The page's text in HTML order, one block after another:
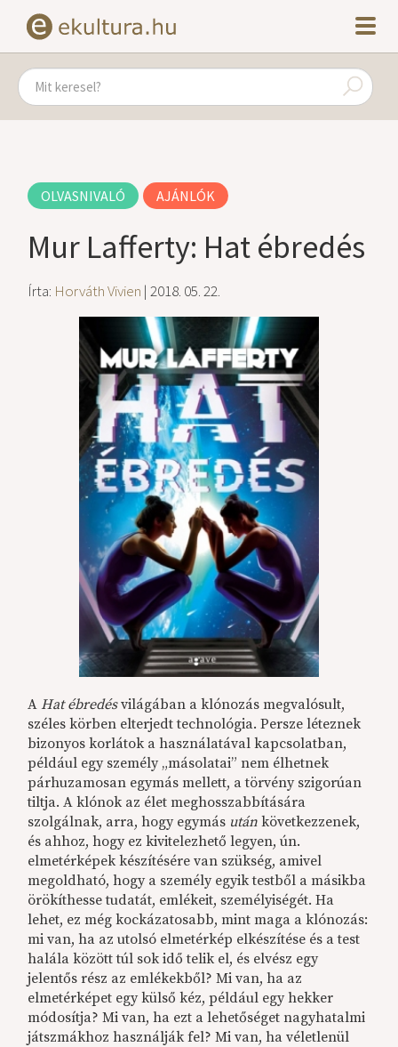
OLVASNIVALÓ AJÁNLÓK
Mur Lafferty: Hat ébredés
Írta: Horváth Vivien | 2018. 05. 22.
AHat ébredésvilágában a klónozás megvalósult,
széles körben elterjedt technológia. Persze léteznek
bizonyos korlátok a használatával kapcsolatban,
például egy személy „másolatai” nem élhetnek
párhuzamosan egymás mellett, a törvény szigorúan
tiltja. A klónok az élet meghosszabbítására
szolgálnak, arra, hogy egymás után következzenek,
és ahhoz, hogy ez kivitelezhetőlegyen, ún.
elmetérképek készítésére van szükség, amivel
megoldható, hogy a személy egyik testből a másikba
örökíthesse tudatát, emlékeit, személyiségét. Ha
lehet, ez még kockázatosabb, mint maga a klónozás:
mi van, ha az utolsó elmetérkép elkészítése és a test
halála között túl sok idő telik el, és elvész egy
jelentős rész az emlékekből? Mi van, ha az
elmetérképet egy külső kéz, például egy hekker
módosítja? Mi van, ha ezt a lehetőséget nagyhatalmi
játszmákhoz használják fel? Mi van, ha véletlenül